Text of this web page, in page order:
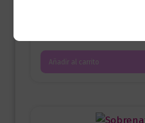
Añadir al carrito